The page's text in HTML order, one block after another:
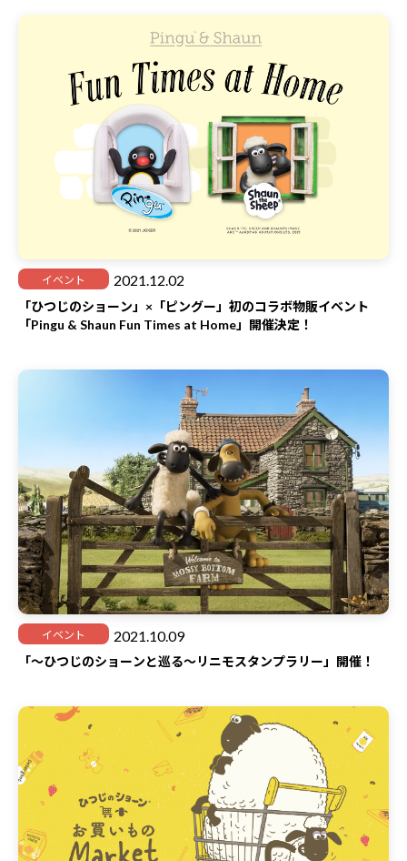
イベント 2021.12.02
「ひつじのショーン」×「ピングー」初のコラボ物販イベント
「Pingu & Shaun Fun Times at Home」開催決定！
イベント 2021.10.09
「～ひつじのショーンと巡る～リニモスタンプラリー」開催！